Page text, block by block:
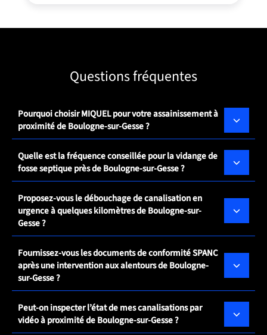
Questions fréquentes
Pourquoi choisir MIQUEL pour votre assainissement à
proximité de Boulogne-sur-Gesse ?
Quelle est la fréquence conseillée pour la vidange de
fosse septique près de Boulogne-sur-Gesse ?
Proposez-vous le débouchage de canalisation en
urgence à quelques kilomètres de Boulogne-sur-
Gesse ?
Fournissez-vous les documents de conformité SPANC
après une intervention aux alentours de Boulogne-
sur-Gesse ?
Peut-on inspecter l’état de mes canalisations par
vidéo à proximité de Boulogne-sur-Gesse ?